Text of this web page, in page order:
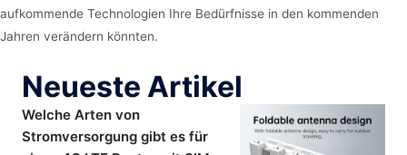
aufkommende Technologien Ihre Bedürfnisse in den kommenden
Jahren verändern könnten.
Neueste Artikel
Welche Arten von
Stromversorgung gibt es für